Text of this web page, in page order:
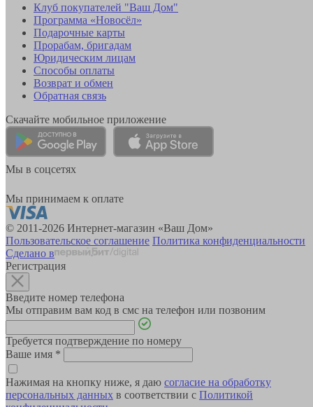
Клуб покупателей "Ваш Дом"
Программа «Новосёл»
Подарочные карты
Прорабам, бригадам
Юридическим лицам
Способы оплаты
Возврат и обмен
Обратная связь
Скачайте мобильное приложение
Мы в соцсетях
Мы принимаем к оплате
© 2011-2026 Интернет-магазин «Ваш Дом»
Пользовательское соглашение Политика конфиденциальности
Сделано в
Регистрация
Введите номер телефона
Мы отправим вам код в смс на телефон или позвоним
Требуется подтверждение по номеру
Ваше имя *
Нажимая на кнопку ниже, я даю согласие на обработку
персональных данных в соответствии с Политикой